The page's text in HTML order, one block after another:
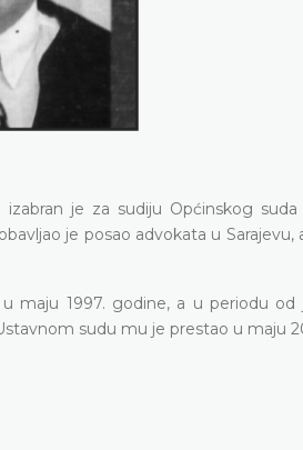
је za sudiju Općinskog
je posao advokata u Sarajevu,
1997. godine, а u periodu od
sudu mu je prestao u maju